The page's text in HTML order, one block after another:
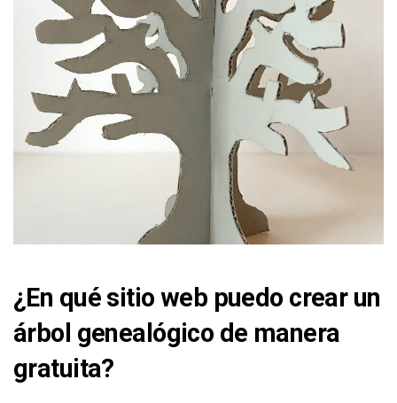
¿En qué sitio web puedo crear un
árbol genealógico de manera
gratuita?